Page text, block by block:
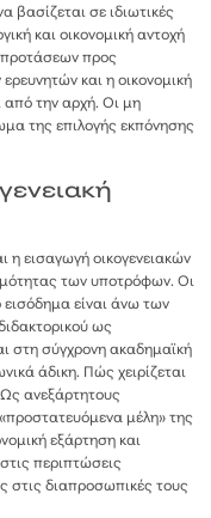
βασίζεται σε ιδιωτικές
και οικονομική αντοχή
προτάσεων προς
και η οικονομική
από την αρχή. Οι μη
της επιλογής εκπόνησης
η εισαγωγή οικογενειακών
των υποτρόφων. Οι
εισόδημα είναι άνω των
ως
στη σύγχρονη ακαδημαϊκή
άδικη. Πώς χειρίζεται
Ως ανεξάρτητους
μέλη» της
εξάρτηση και
περιπτώσεις
στις διαπροσωπικές τους